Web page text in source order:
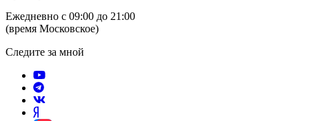
Ежедневно с 09:00 до 21:00
(время Московское)
Следите за мной